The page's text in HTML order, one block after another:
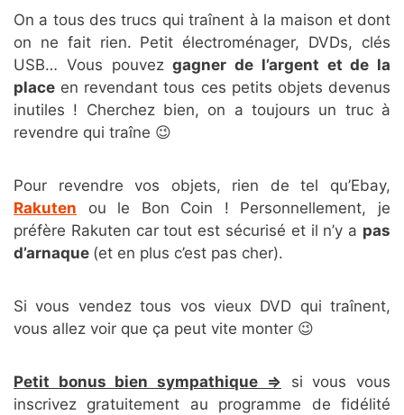
On a tous des trucs qui traînent à la maison et dont
on ne fait rien. Petit électroménager, DVDs, clés
USB… Vous pouvezgagner de l’argent et de la
place en revendant tous ces petits objets devenus
inutiles ! Cherchez bien, on a toujours un truc à
revendre qui traîne 😉
Pour revendre vos objets, rien de tel qu’Ebay,
Rakuten ou le Bon Coin ! Personnellement, je
préfère Rakuten car tout est sécurisé et il n’y a pas
d’arnaque (et en plus c’est pas cher).
Si vous vendez tous vos vieux DVD qui traînent,
vous allez voir que ça peut vite monter 😉
Petit bonus bien sympathique => si vous vous
inscrivez gratuitement au programme de fidélité